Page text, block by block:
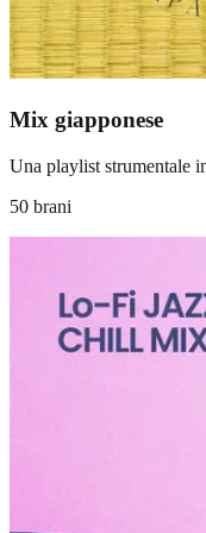
Mix giapponese
Una playlist strumentale
50 brani